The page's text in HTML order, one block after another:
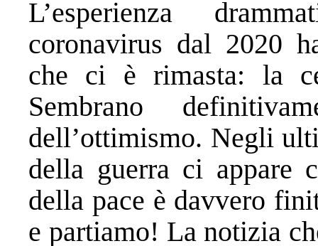
L’esperienza
coronavirus dal 2020
che ci è rimasta: la
Sembrano
dell’ottimismo. Negli
della guerra ci appare
della pace è davvero
e partiamo! La notizia